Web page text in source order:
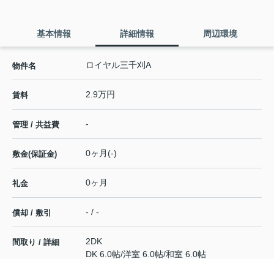
基本情報 詳細情報 周辺環境
物件名 ロイヤル三千刈A
賃料 2.9万円
管理 / 共益費 -
敷金(保証金) 0ヶ月(-)
礼金 0ヶ月
償却 / 敷引 - / -
間取り / 詳細
2DK
DK 6.0帖/洋室 6.0帖/和室 6.0帖